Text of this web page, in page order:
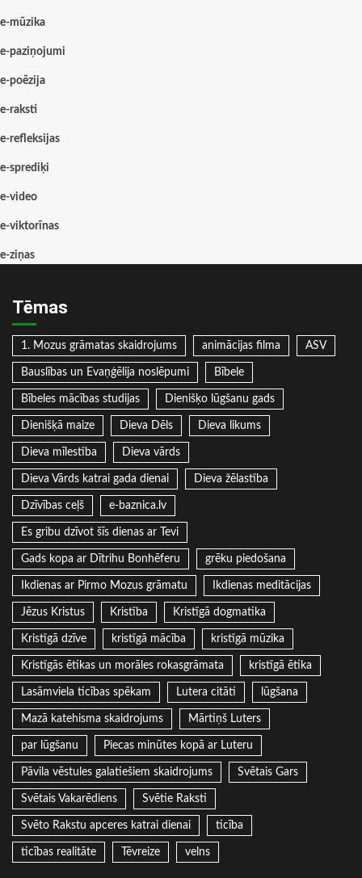
e-mūzika
e-paziņojumi
e-poēzija
e-raksti
e-refleksijas
e-sprediķi
e-video
e-viktorīnas
e-ziņas
Tēmas
1. Mozus grāmatas skaidrojums animācijas filma ASV
Bauslības un Evaņģēlija noslēpumi Bībele
Bībeles mācības studijas Dienišķo lūgšanu gads
Dienišķā maize Dieva Dēls Dieva likums
Dieva mīlestība Dieva vārds
Dieva Vārds katrai gada dienai Dieva žēlastība
Dzīvības ceļš e-baznica.lv
Es gribu dzīvot šīs dienas ar Tevi
Gads kopa ar Dītrihu Bonhēferu grēku piedošana
Ikdienas ar Pirmo Mozus grāmatu Ikdienas meditācijas
Jēzus Kristus Kristība Kristīgā dogmatika
Kristīgā dzīve kristīgā mācība kristīgā mūzika
Kristīgās ētikas un morāles rokasgrāmata kristīgā ētika
Lasāmviela ticības spēkam Lutera citāti lūgšana
Mazā katehisma skaidrojums Mārtiņš Luters
par lūgšanu Piecas minūtes kopā ar Luteru
Pāvila vēstules galatiešiem skaidrojums Svētais Gars
Svētais Vakarēdiens Svētie Raksti
Svēto Rakstu apceres katrai dienai ticība
ticības realitāte Tēvreize velns